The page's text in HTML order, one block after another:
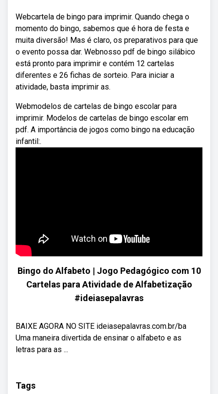
Webcartela de bingo para imprimir. Quando chega o
momento do bingo, sabemos que é hora de festa e
muita diversão! Mas é claro, os preparativos para que
o evento possa dar. Webnosso pdf de bingo silábico
está pronto para imprimir e contém 12 cartelas
diferentes e 26 fichas de sorteio. Para iniciar a
atividade, basta imprimir as.
Webmodelos de cartelas de bingo escolar para
imprimir. Modelos de cartelas de bingo escolar em
pdf. A importância de jogos como bingo na educação
infantil:.
Bingo do Alfabeto | Jogo Pedagógico com 10
Cartelas para Atividade de Alfabetização
#ideiasepalavras
BAIXE AGORA NO SITE ideiasepalavras.com.br/ba
Uma maneira divertida de ensinar o alfabeto e as
letras para as ...
Tags